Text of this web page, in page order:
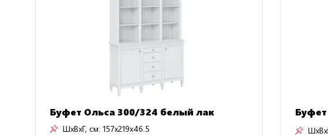
Буфет Ольса 300/324 белый лак
ШxВxГ, см: 157x219x46.5